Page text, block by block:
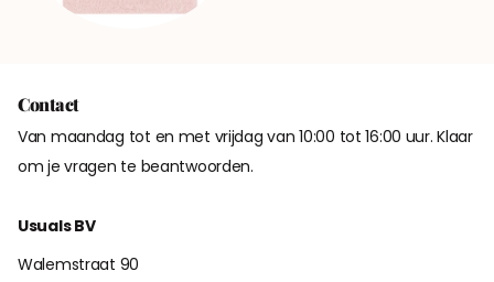
Contact
Van maandag tot en met vrijdag van 10:00 tot 16:00 uur. Klaar
om je vragen te beantwoorden.
Usuals BV
Walemstraat 90